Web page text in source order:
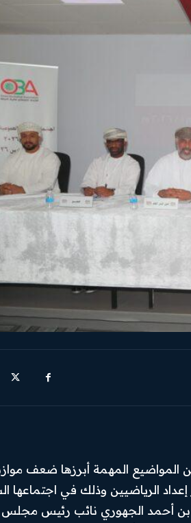
المواضيع المهمة أبرزها ضعف
الرياضيين وذلك في اجتماعها
بن أحمد الجهوري نائب رئيس مجلس